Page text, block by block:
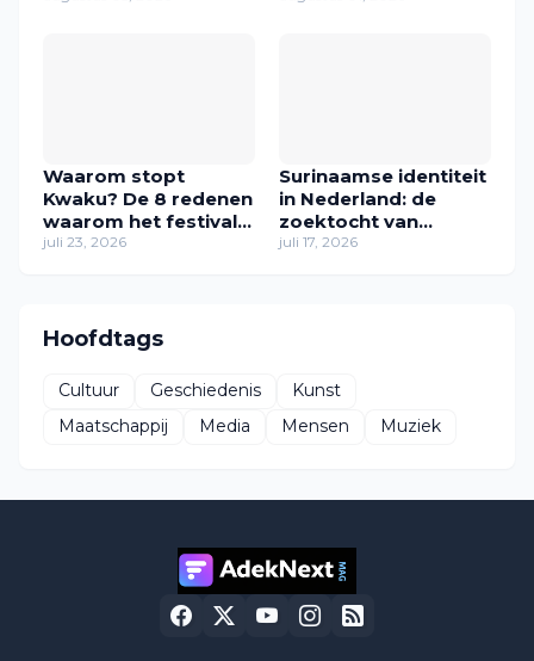
Waarom stopt
Kwaku? De 8 redenen
waarom het festival
in zijn huidige vorm
juli 23, 2026
Surinaamse identiteit
in Nederland: de
zoektocht van
Zawdie Sandvliet
juli 17, 2026
Hoofdtags
Cultuur Geschiedenis
Kunst
Maatschappij
Media Mensen Muziek